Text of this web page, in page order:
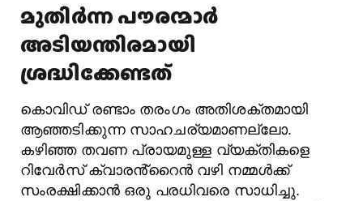
മുതിർന്ന പൗരന്മാർ
അടിയന്തിരമായി
ശ്രദ്ധിക്കേണ്ടത്
കൊവിഡ് രണ്ടാം തരംഗം അതിശക്തമായി
ആഞ്ഞടിക്കുന്ന സാഹചര്യമാണല്ലോ.
കഴിഞ്ഞ തവണ പ്രായമുള്ള വ്യക്തികളെ
റിവേർസ് ക്വാരൻ്റൈൻ വഴി നമ്മൾക്ക്
സംരക്ഷിക്കാൻ ഒരു പരധിവരെ സാധിച്ചു.